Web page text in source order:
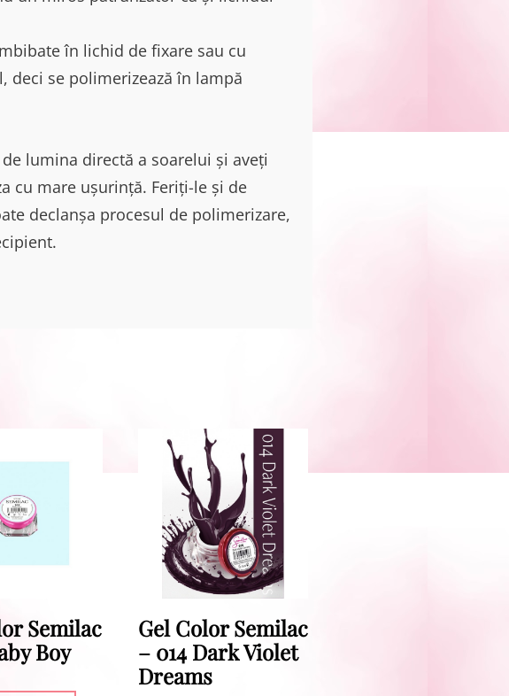
în lichid de fixare sau cu
deci se polimerizează în lampă
lumina directă a soarelui și aveți
cu mare ușurință. Feriți-le și de
declanșa procesul de polimerizare,
Semilac
Boy
Gel Color Semilac
– 014 Dark Violet
Dreams